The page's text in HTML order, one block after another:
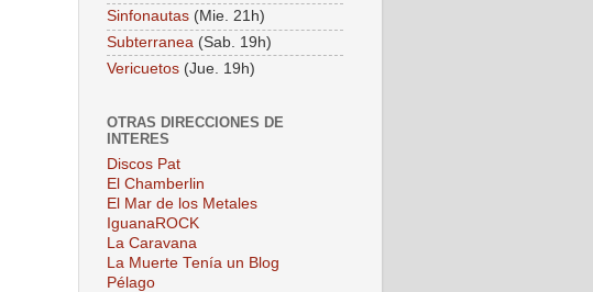
Sinfonautas (Mie. 21h)
Subterranea (Sab. 19h)
Vericuetos (Jue. 19h)
OTRAS DIRECCIONES DE
INTERES
Discos Pat
El Chamberlin
El Mar de los Metales
IguanaROCK
La Caravana
La Muerte Tenía un Blog
Pélago